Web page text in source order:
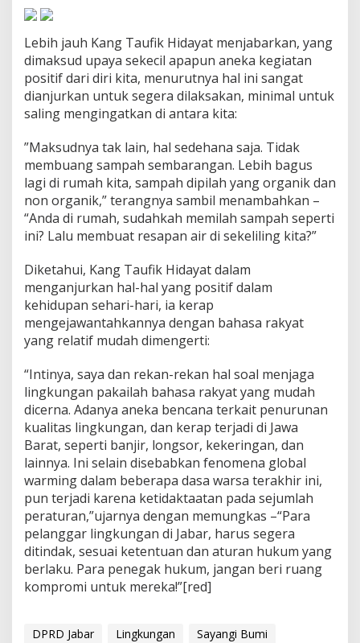
L
i
n
g
k
u
g
a
n
H
i
d
u
d
u
n
i
a
0
2
2
Lebih jauh Kang Taufik Hidayat menjabarkan, yang
dimaksud upaya sekecil apapun aneka kegiatan
positif dari diri kita, menurutnya hal ini sangat
dianjurkan untuk segera dilaksakan, minimal untuk
saling mengingatkan di antara kita:
”Maksudnya tak lain, hal sedehana saja. Tidak
membuang sampah sembarangan. Lebih bagus
lagi di rumah kita, sampah dipilah yang organik dan
non organik,” terangnya sambil menambahkan –
“Anda di rumah, sudahkah memilah sampah seperti
ini? Lalu membuat resapan air di sekeliling kita?”
Diketahui, Kang Taufik Hidayat dalam
menganjurkan hal-hal yang positif dalam
kehidupan sehari-hari, ia kerap
mengejawantahkannya dengan bahasa rakyat
yang relatif mudah dimengerti:
“Intinya, saya dan rekan-rekan hal soal menjaga
lingkungan pakailah bahasa rakyat yang mudah
dicerna. Adanya aneka bencana terkait penurunan
kualitas lingkungan, dan kerap terjadi di Jawa
Barat, seperti banjir, longsor, kekeringan, dan
lainnya. Ini selain disebabkan fenomena global
warming dalam beberapa dasa warsa terakhir ini,
pun terjadi karena ketidaktaatan pada sejumlah
peraturan,”ujarnya dengan memungkas –“Para
pelanggar lingkungan di Jabar, harus segera
ditindak, sesuai ketentuan dan aturan hukum yang
berlaku. Para penegak hukum, jangan beri ruang
kompromi untuk mereka!”[red]
DPRD Jabar Lingkungan
Sayangi Bumi